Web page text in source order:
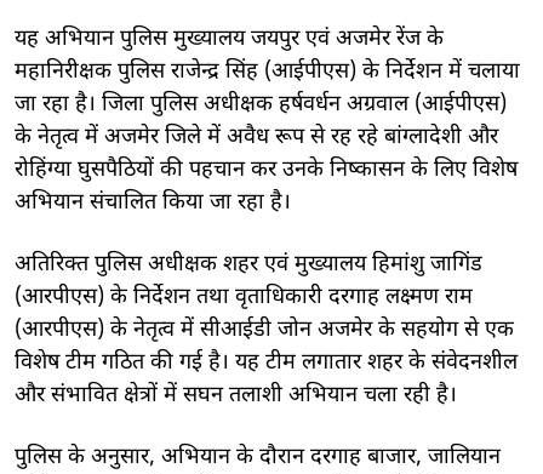
यह अभियान पुलिस मुख्यालय जयपुर एवं अजमेर रेंज के
महानिरीक्षक पुलिस राजेन्द्र सिंह (आईपीएस) के निर्देशन में चलाया
जा रहा है। जिला पुलिस अधीक्षक हर्षवर्धन अग्रवाल (आईपीएस)
के नेतृत्व में अजमेर जिले में अवैध रूप से रह रहे बांग्लादेशी और
रोहिंग्या घुसपैठियों की पहचान कर उनके निष्कासन के लिए विशेष
अभियान संचालित किया जा रहा है।
अतिरिक्त पुलिस अधीक्षक शहर एवं मुख्यालय हिमांशु जागिंड
(आरपीएस) के निर्देशन तथा वृताधिकारी दरगाह लक्ष्मण राम
(आरपीएस) के नेतृत्व में सीआईडी जोन अजमेर के सहयोग से एक
विशेष टीम गठित की गई है। यह टीम लगातार शहर के संवेदनशील
और संभावित क्षेत्रों में सघन तलाशी अभियान चला रही है।
पुलिस के अनुसार, अभियान के दौरान दरगाह बाजार, जालियान